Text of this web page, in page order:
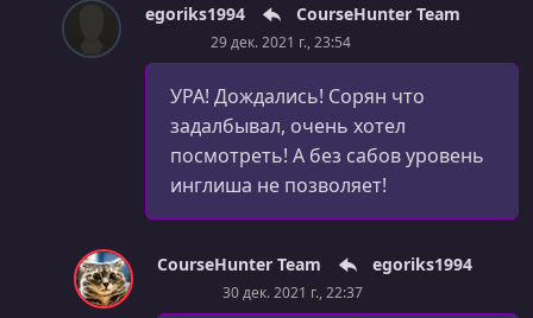
УРОК 86. 00:06:03
What are Git & GitHub? [Day 11]
Command Line Interface (CLI) vs Graphical User Interface
Optional: MacOS Terminal (z Shell) Crash Course [Day 11]
УРОК 89. 00:13:10
Optional: Windows Command Prompt (cmd) Crash Course
[Day 12]
egoriks1994 CourseHunter Team
29 дек. 2021 г., 23:54
УРА! Дождались! Сорян что
задалбывал, очень хотел
посмотреть! А без сабов уровень
инглиша не позволяет!
CourseHunter Team egoriks1994
30 дек. 2021 г., 22:37